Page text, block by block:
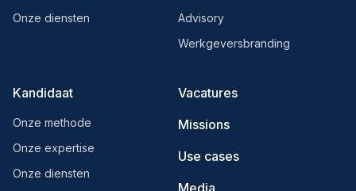
Onze diensten
Advisory
Werkgeversbranding
Kandidaat
Onze methode
Onze expertise
Onze diensten
Vacatures
Missions
Use cases
Media